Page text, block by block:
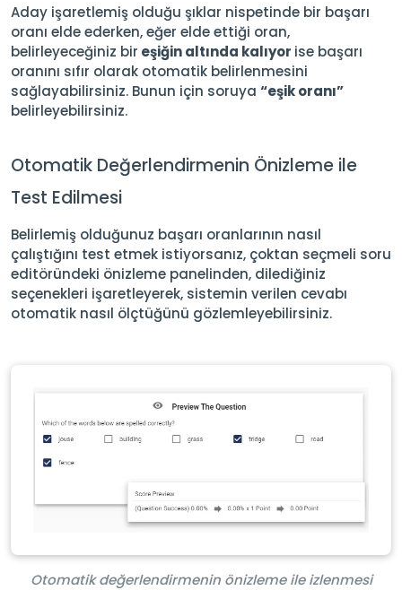
Aday işaretlemiş olduğu şıklar nispetinde bir başarı
oranı elde ederken, eğer elde ettiği oran,
belirleyeceğiniz bir eşiğin altında kalıyor ise başarı
oranını sıfır olarak otomatik belirlenmesini
sağlayabilirsiniz. Bunun için soruya “eşik oranı”
belirleyebilirsiniz.
Otomatik Değerlendirmenin Önizleme ile
Test Edilmesi
Belirlemiş olduğunuz başarı oranlarının nasıl
çalıştığını test etmek istiyorsanız, çoktan seçmeli soru
editöründeki önizleme panelinden, dilediğiniz
seçenekleri işaretleyerek, sistemin verilen cevabı
otomatik nasıl ölçtüğünü gözlemleyebilirsiniz.
Otomatik değerlendirmenin önizleme ile izlenmesi